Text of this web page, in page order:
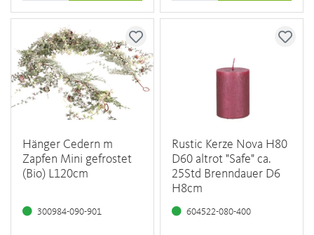
Hänger Cedern m
Zapfen Mini gefrostet
(Bio) L120cm
300984-090-901
Rustic Kerze Nova H80
D60 altrot "Safe" ca.
25Std Brenndauer D6
H8cm
604522-080-400